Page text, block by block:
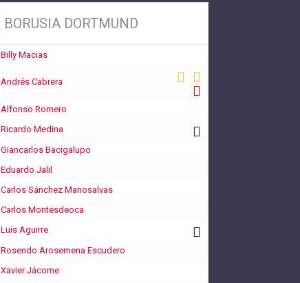
BORUSIA DORTMUND
Billy Macias
Andrés Cabrera
Alfonso Romero
Ricardo Medina
Giancarlos Bacigalupo
Eduardo Jalil
Carlos Sánchez Manosalvas
Carlos Montesdeoca
Luis Aguirre
Rosendo Arosemena Escudero
Xavier Jácome